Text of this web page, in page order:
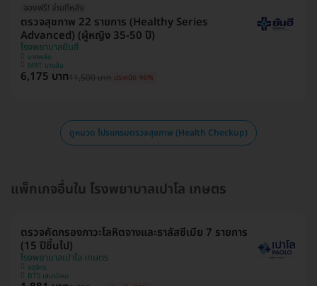
จองฟรี! จ่ายทีหลัง
ตรวจสุขภาพ 22 รายการ (Healthy Series
Advanced) (ผู้หญิง 35-50 ปี)
โรงพยาบาลยันฮี
บางพลัด
MRT บางอ้อ
6,175 บาท11,500 บาท ประหยัด 46%
ดูหมวด โปรแกรมตรวจสุขภาพ (Health Checkup)
แพ็กเกจอื่นใน โรงพยาบาลเปาโล เกษตร
ตรวจคัดกรองภาวะโลหิตจางและธาลัสซีเมีย 7 รายการ
(15 ปีขึ้นไป)
โรงพยาบาลเปาโล เกษตร
จตุจักร
BTS เสนานิคม